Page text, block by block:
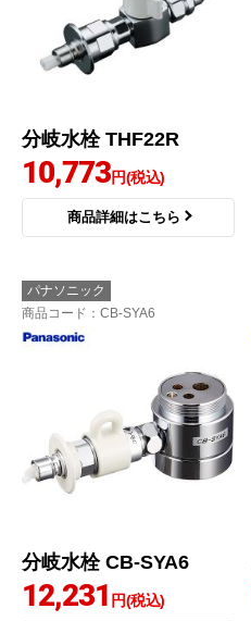
分岐水栓 THF22R
10,773円(税込)
商品詳細はこちら
パナソニック
商品コード ：CB-SYA6
分岐水栓 CB-SYA6
12,231 円(税込)